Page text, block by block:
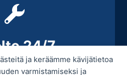
ja keräämme kävijätietoa
varmistamiseksi ja
24/7
/ +358 50 545 5664